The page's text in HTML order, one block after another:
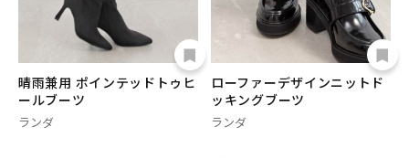
晴雨兼用 ポインテッドトゥヒ
ールブーツ
ランダ
ローファーデザインニットド
ッキングブーツ
ランダ